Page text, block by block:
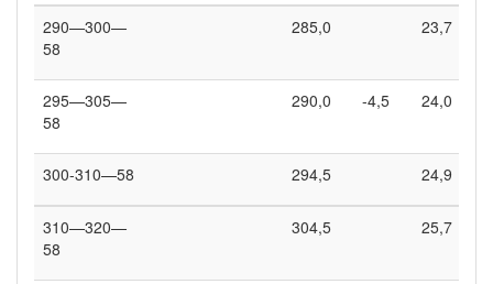
290—300—
58
285,0 23,7
295—305—
58
290,0 -4,5 24,0
300-310—58 294,5 24,9
310—320—
58
304,5 25,7